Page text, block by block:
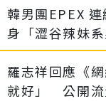
韓男團EPEX
身「澀谷辣妹
羅志祥回應《
就好」 公開流